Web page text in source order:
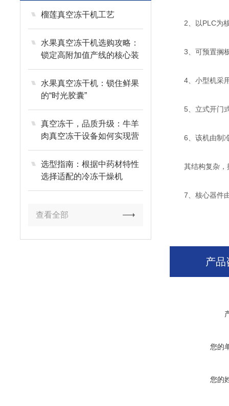
榴莲真空冻干机工艺
水果真空冻干机选购攻略：
锁定高附加值产线的核心装
备
水果真空冻干机：锁住鲜果
的“时光胶囊”
真空冻干，品质升级：牛羊
肉真空冻干设备如何实现营
养与风味的长效留存？
选型指南：根据中药材特性
选择适配的冷冻干燥机
查看全部
2、以PLC为核
3、可预置搁板
4、小型机采用
5、立式开门式
6、该机由制冷
其结构复杂，
7、核心器件由
产品
您的
您的